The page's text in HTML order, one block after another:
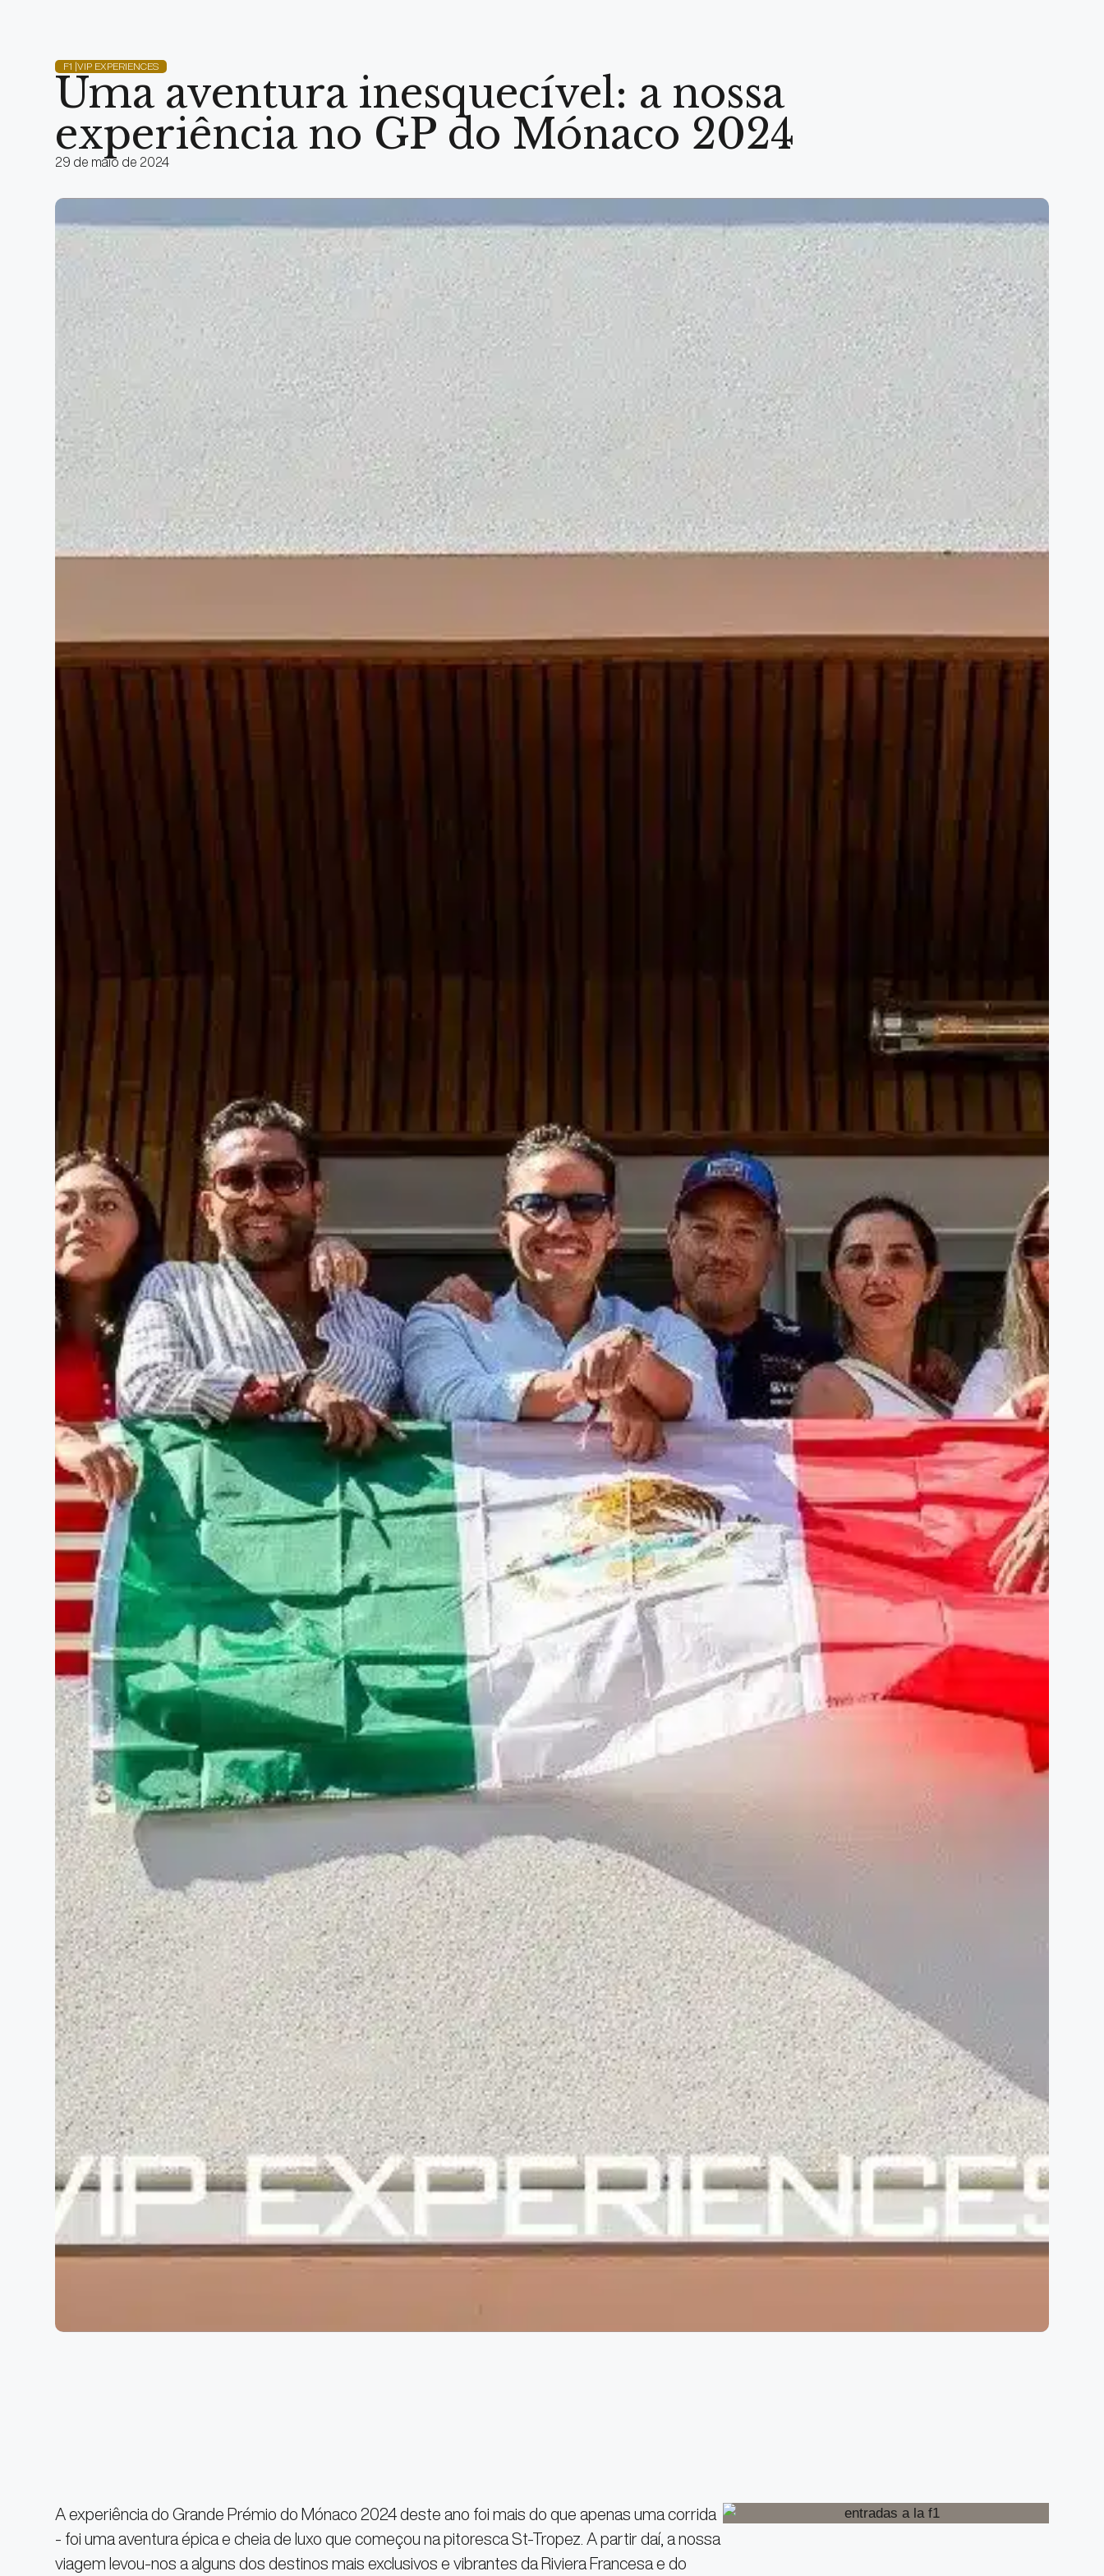
F1 |VIP EXPERIENCES
Uma aventura inesquecível: a nossa
experiência no GP do Mónaco 2024
29 de maio de 2024
A experiência do Grande Prémio do Mónaco 2024 deste ano foi mais do que apenas uma corrida
- foi uma aventura épica e cheia de luxo que começou na pitoresca St-Tropez. A partir daí, a nossa
viagem levou-nos a alguns dos destinos mais exclusivos e vibrantes da Riviera Francesa e do